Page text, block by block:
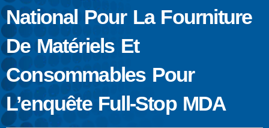
National Pour La Fourniture
De Matériels Et
Consommables Pour
L’enquête Full-Stop MDA